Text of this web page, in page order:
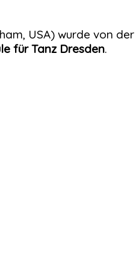
USA) wurde von der
für Tanz Dresden.